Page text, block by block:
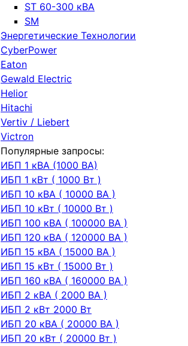
ST 60-300 кВА
SM
Энергетические Технологии
CyberPower
Eaton
Gewald Electric
Helior
Hitachi
Vertiv / Liebert
Victron
Популярные запросы:
ИБП 1 кВА (1000 ВА)
ИБП 1 кВт ( 1000 Вт )
ИБП 10 кВА ( 10000 ВА )
ИБП 10 кВт ( 10000 Вт )
ИБП 100 кВА ( 100000 ВА )
ИБП 120 кВА ( 120000 ВА )
ИБП 15 кВА ( 15000 ВА )
ИБП 15 кВт ( 15000 Вт )
ИБП 160 кВА ( 160000 ВА )
ИБП 2 кВА ( 2000 ВА )
ИБП 2 кВт 2000 Вт
ИБП 20 кВА ( 20000 ВА )
ИБП 20 кВт ( 20000 Вт )